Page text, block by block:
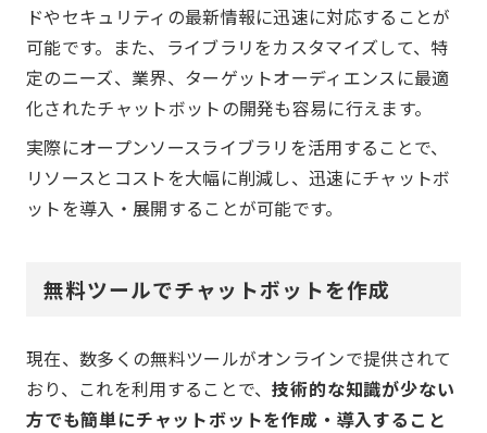
ドやセキュリティの最新情報に迅速に対応することが
可能です。また、ライブラリをカスタマイズして、特
定のニーズ、業界、ターゲットオーディエンスに最適
化されたチャットボットの開発も容易に行えます。
実際にオープンソースライブラリを活用することで、
リソースとコストを大幅に削減し、迅速にチャットボ
ットを導入・展開することが可能です。
無料ツールでチャットボットを作成
現在、数多くの無料ツールがオンラインで提供されて
おり、これを利用することで、技術的な知識が少ない
方でも簡単にチャットボットを作成・導入すること